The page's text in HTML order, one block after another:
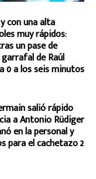
con una alta
muy rápidos:
un pase de
de Raúl
0 a los seis minutos
salió rápido
a Antonio Rüdiger
en la personal y
para el cachetazo 2